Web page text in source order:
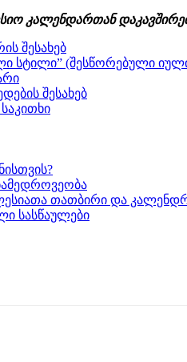
კალენდართან
შესახებ
სტილი” (შესწორებული
შესახებ
თათბირი და
სასწაულები